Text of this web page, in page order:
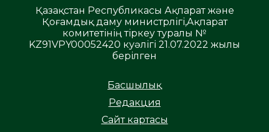
Қазақстан Республикасы Ақпарат және
Қоғамдық даму министрлігі,Ақпарат
комитетінің тіркеу туралы №
KZ91VPY00052420 куәлігі 21.07.2022 жылы
берілген
Басшылық
Редакция
Сайт картасы